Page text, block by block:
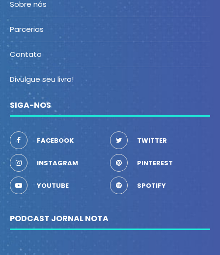
Sobre nós
Parcerias
Contato
Divulgue seu livro!
SIGA-NOS
FACEBOOK TWITTER
INSTAGRAM PINTEREST
YOUTUBE SPOTIFY
PODCAST JORNAL NOTA